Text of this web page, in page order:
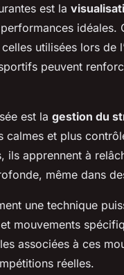
est la
utilisées lors de
peuvent
est la gestion du
calmes et plus
ils apprennent à
même dans
une technique
mouvements
associées à ces
réelles.